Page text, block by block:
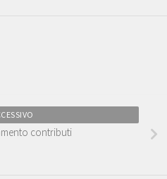
contributi